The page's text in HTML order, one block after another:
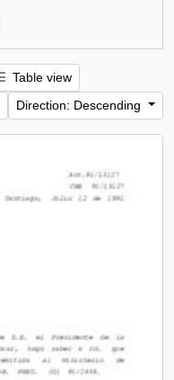
Table view
Direction: Descending